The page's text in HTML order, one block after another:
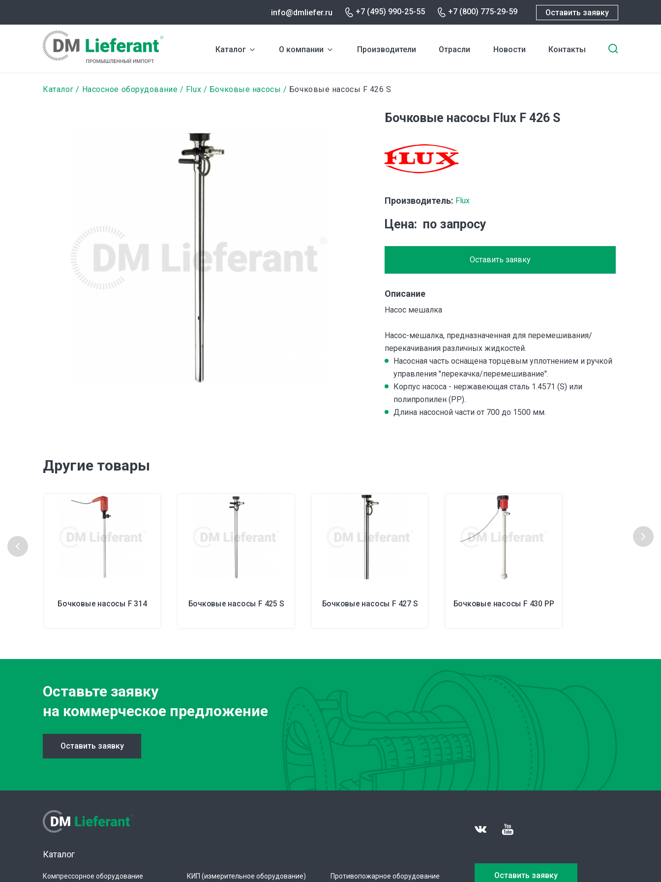
содержанию
info@dmliefer.ru +7 (495) 990-25-55 +7 (800) 775-29-59 Оставить заявку
Каталог О компании Производители Отрасли Новости Контакты
Строка
Каталог Насосное оборудование Flux Бочковые насосы Бочковые насосы F 426 S
Бочковые насосы Flux F 426 S
Производитель: Flux
Цена по запросу
Оставить заявку
Описание
Насос мешалка
Насос-мешалка, предназначенная для перемешивания/
перекачивания различных жидкостей.
Насосная часть оснащена торцевым уплотнением и ручкой
управления "перекачка/перемешивание".
Корпус насоса - нержавеющая сталь 1.4571 (S) или
полипропилен (PP).
Длина насосной части от 700 до 1500 мм.
Другие товары
Бочковые насосы F 314 Бочковые насосы F 425 S Бочковые насосы F 427 S Бочковые насосы F 430 PP
Оставьте заявку
на коммерческое предложение
Оставить заявку
Каталог
Компрессорное оборудование КИП (измерительное оборудование) Противопожарное оборудование Оставить заявку